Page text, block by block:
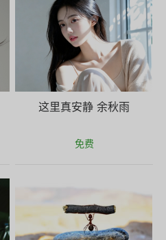
这里真安静 余秋雨
免费